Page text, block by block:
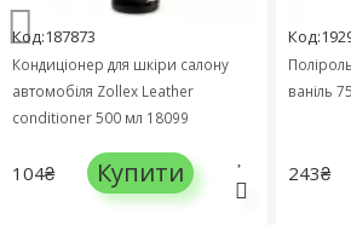
Код:187873
Кондиціонер для шкіри салону
автомобіля Zollex Leather
conditioner 500 мл 18099
104₴ Купити
ваніль
243₴